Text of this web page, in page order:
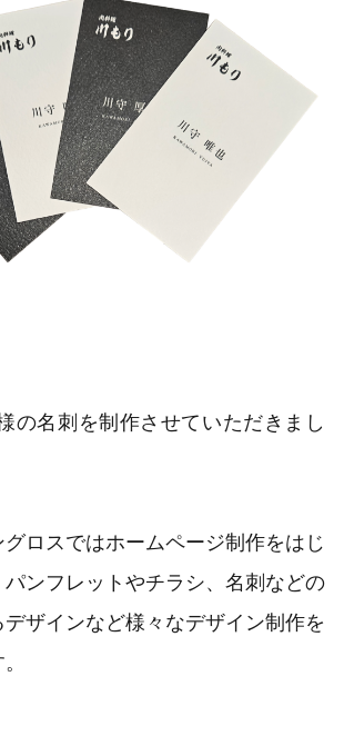
の名刺を制作させていただきまし
ロスではホームページ制作をはじ
ンフレットやチラシ、名刺などの
ザインなど様々なデザイン制作を